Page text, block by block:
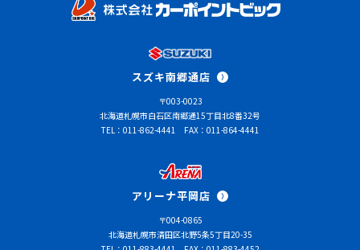
スズキ南郷通店
〒003-0023
北海道札幌市白石区南郷通15丁目北8番32号
TEL：011-862-4441
FAX：011-864-4441
アリーナ平岡店
〒004-0865
北海道札幌市清田区北野5条5丁目20-35